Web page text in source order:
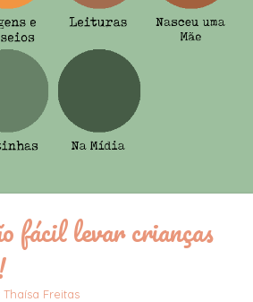
fácil levar crianças
Thaísa Freitas